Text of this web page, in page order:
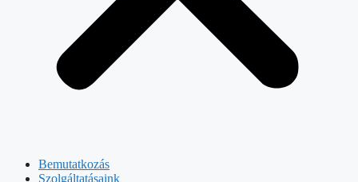
Bemutatkozás
Szolgáltatásaink